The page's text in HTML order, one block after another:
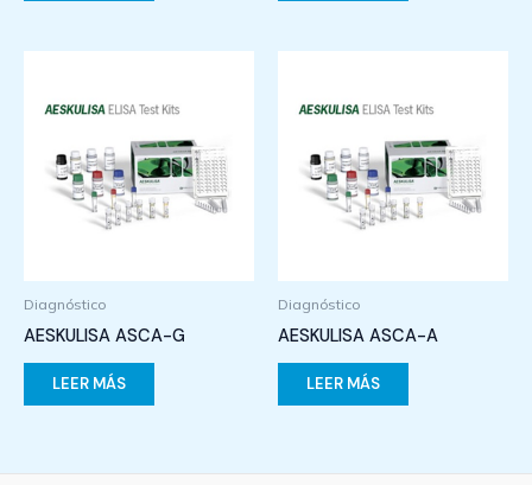
Diagnóstico
AESKULISA ASCA-G
LEER MÁS
Diagnóstico
AESKULISA ASCA-A
LEER MÁS